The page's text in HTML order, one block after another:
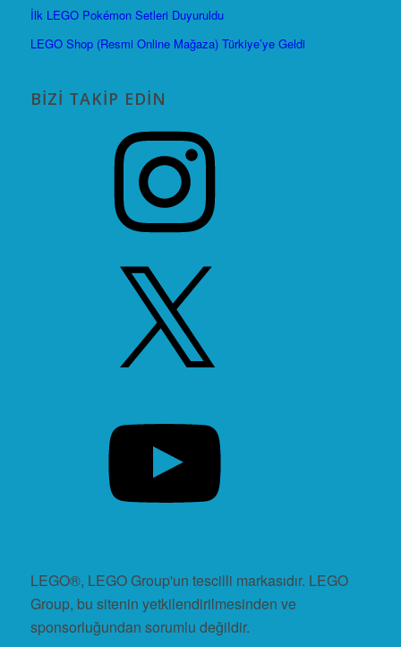
İlk LEGO Pokémon Setleri Duyuruldu
LEGO Shop (Resmi Online Mağaza) Türkiye’ye Geldi
BIZI TAKIP EDIN
LEGO®, LEGO Group'un tescilli markasıdır. LEGO
Group, bu sitenin yetkilendirilmesinden ve
sponsorluğundan sorumlu değildir.